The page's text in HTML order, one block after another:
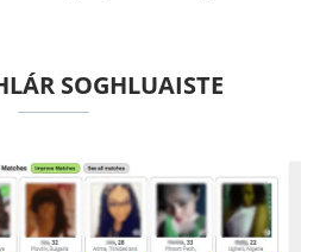
SOGHLUAISTE